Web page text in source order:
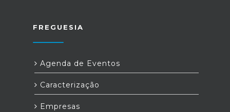
FREGUESIA
Agenda de Eventos
Caracterização
Empresas